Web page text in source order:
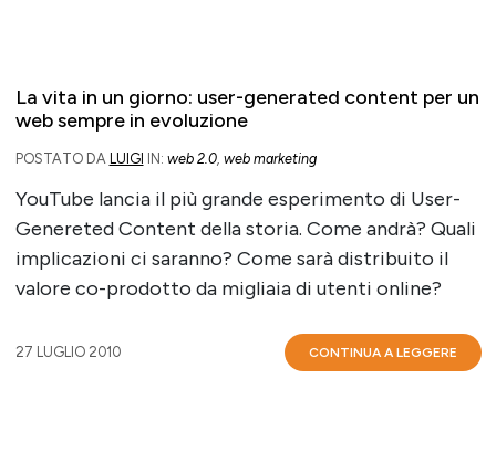
La vita in un giorno: user-generated content per un
web sempre in evoluzione
POSTATO DA LUIGI IN: web 2.0, web marketing
YouTube lancia il più grande esperimento di User-
Genereted Content della storia. Come andrà? Quali
implicazioni ci saranno? Come sarà distribuito il
valore co-prodotto da migliaia di utenti online?
27 LUGLIO 2010 CONTINUA A LEGGERE